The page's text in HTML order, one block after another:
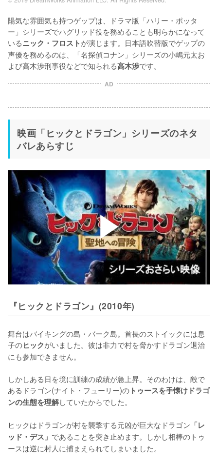
陽気な雰囲気も持つゲップは、ドラマ版「ハリー・ポッタ
ー」シリーズでハグリッド役を務めることも明らかになって
いるニック・フロストが演じます。日本語吹替版でゲップの
声優を務めるのは、「名探偵コナン」シリーズの小嶋元太お
よび高木渉刑事役などで知られる高木渉です。
AD
映画「ヒックとドラゴン」シリーズのネタ
バレあらすじ
『ヒックとドラゴン』(2010年)
舞台はバイキングの島・バーク島。首長のストイックには息
子のヒックがいました。彼は非力で村を脅かすドラゴン退治
にも参加できません。
しかしある日を境に訓練の成績が急上昇。そのわけは、敵で
あるドラゴン(ナイト・フューリー)の トゥースを手懐けドラゴ
ンの生態を理解していたからでした。
ヒックはドラゴンが村を襲撃する元凶が巨大なドラゴン 「レ
ッド・デス」 であることを突き止めます。しかし相棒のトゥ
ースは逆に村人に捕まえられてしまいました。